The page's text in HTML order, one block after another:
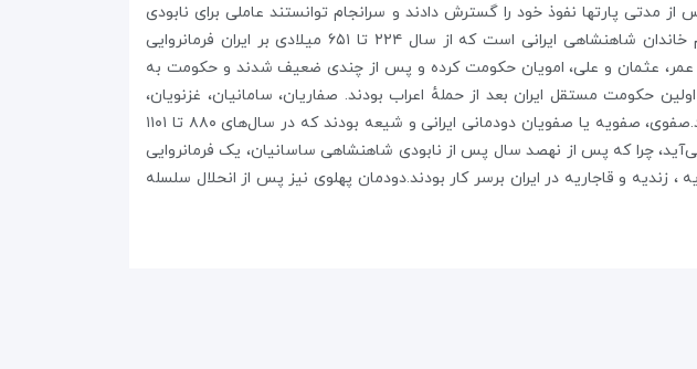
پارتها نفوذ خود را گسترش دادند و سرانجام توانستند عاملی برای نابودی
سلوکیان شوند. و خود سلسله اشکانیان را بنیان گذاشتند.(۲۵۰ پ. م ۲۲۴ م.) ساسانیان نیز نام خاندان شاهنشاهی ایرانی است که از سال ۲۲۴ تا ۶۵۱ میلادی بر ایران فرمانروایی
عمر، عثمان و علی، امویان حکومت کرده و پس از چندی ضعیف شدند و حکومت به
حکومت مستقل ایران بعد از حملهٔ اعراب بودند. صفاریان، سامانیان، غزنویان،
سلجوقیان، خوارزمشاهیان، ایلخانیان حکومتهای محلی بودند که پس از آن بر ایران حکمرانی کردند.صفوی، صفویه یا صفویان دودمانی ایرانی و شیعه بودند که در سال‌های ۸۸۰ تا ۱۱۰۱
چرا که پس از نهصد سال پس از نابودی شاهنشاهی ساسانیان، یک فرمانروایی
، زندیه و قاجاریه در ایران برسر کار بودند.دودمان پهلوی نیز پس از انحلال سلسله